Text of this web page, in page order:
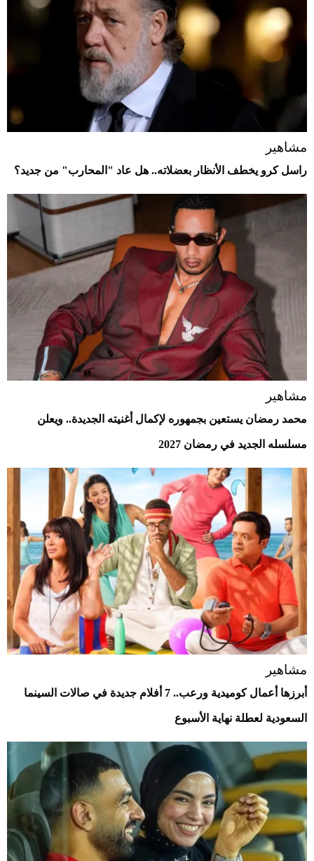
مشاهير
راسل كرو يخطف الأنظار بعضلاته.. هل عاد "المحارب" من جديد؟
مشاهير
محمد رمضان يستعين بجمهوره لإكمال أغنيته الجديدة.. ويعلن
مسلسله الجديد في رمضان 2027
مشاهير
أبرزها أعمال كوميدية ورعب.. 7 أفلام جديدة في صالات السينما
السعودية لعطلة نهاية الأسبوع